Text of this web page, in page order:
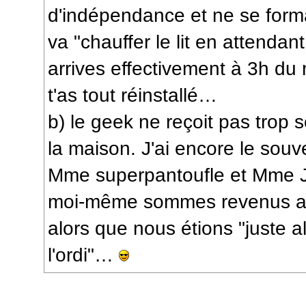
d'indépendance et ne se
va "chauffer le lit en
arrives effectivement à 3h
t'as tout réinstallé…
b) le geek ne reçoit pas trop
la maison. J'ai encore le
Mme superpantoufle et Mme
moi-même sommes revenus
alors que nous étions "juste
l'ordi"…